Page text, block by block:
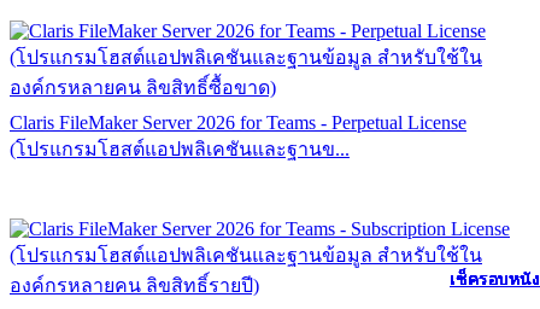
เช็ครอบหนัง
เช็ครอบหนัง
เช็ครอบหนัง
เช็ครอบหนัง
เช็ครอบหนัง
เช็ครอบหนัง
เช็ครอบหนัง
เช็ครอบหนัง
เช็ครอบหนัง
เช็ครอบหนัง
เช็ครอบหนัง
เช็ครอบหนัง
Claris FileMaker Server 2026 for Teams - Perpetual License
(โปรแกรมโฮสต์แอปพลิเคชันและฐานข...